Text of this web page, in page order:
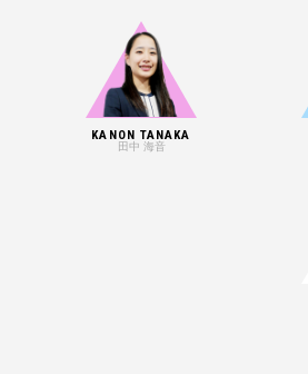
KANON TANAKA
田中 海音